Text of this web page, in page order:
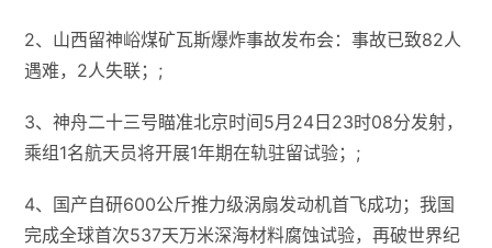
2、山西留神峪煤矿瓦斯爆炸事故发布会：事故已致82人
遇难，2人失联；;
3、神舟二十三号瞄准北京时间5月24日23时08分发射，
乘组1名航天员将开展1年期在轨驻留试验；;
4、国产自研600公斤推力级涡扇发动机首飞成功；我国
完成全球首次537天万米深海材料腐蚀试验，再破世界纪